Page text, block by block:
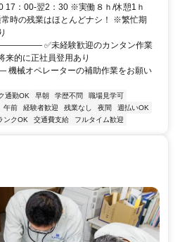
17：00-翌2：30 ※実働８ｈ/休憩1ｈ
時の残業はほとんどナシ！ ※繁忙期
✅未経験歓迎のカンタン作業
来的に正社員登用あり
ペレーターの補助作業をお願い
通勤OK 早朝 学歴不問
職場見学可
午前 経験者歓迎 残業なし 夜間
週払いOK
ンクOK 交通費支給 フルタイム歓迎